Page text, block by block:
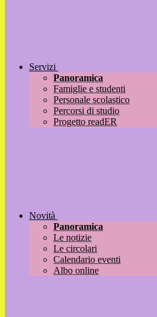
Servizi
Panoramica
Famiglie e studenti
Personale scolastico
Percorsi di studio
Progetto readER
Novità
Panoramica
Le notizie
Le circolari
Calendario eventi
Albo online